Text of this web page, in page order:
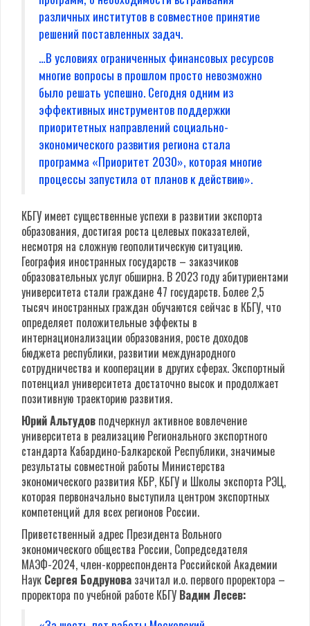
различных институтов в совместное принятие
решений поставленных задач.
…В условиях ограниченных финансовых ресурсов
многие вопросы в прошлом просто невозможно
было решать успешно. Сегодня одним из
эффективных инструментов поддержки
приоритетных направлений социально-
экономического развития региона стала
программа «Приоритет 2030», которая многие
процессы запустила от планов к действию».
КБГУ имеет существенные успехи в развитии экспорта
образования, достигая роста целевых показателей,
несмотря на сложную геополитическую ситуацию.
География иностранных государств – заказчиков
образовательных услуг обширна. В 2023 году абитуриентами
университета стали граждане 47 государств. Более 2,5
тысяч иностранных граждан обучаются сейчас в КБГУ, что
определяет положительные эффекты в
интернационализации образования, росте доходов
бюджета республики, развитии международного
сотрудничества и кооперации в других сферах. Экспортный
потенциал университета достаточно высок и продолжает
позитивную траекторию развития.
Юрий Альтудов подчеркнул активное вовлечение
университета в реализацию Регионального экспортного
стандарта Кабардино-Балкарской Республики, значимые
результаты совместной работы Министерства
экономического развития КБР, КБГУ и Школы экспорта РЭЦ,
которая первоначально выступила центром экспортных
компетенций для всех регионов России.
Приветственный адрес Президента Вольного
экономического общества России, Сопредседателя
МАЭФ-2024, член-корреспондента Российской Академии
Наук Сергея Бодрунова зачитал и.о. первого проректора –
проректора по учебной работе КБГУ Вадим Лесев: